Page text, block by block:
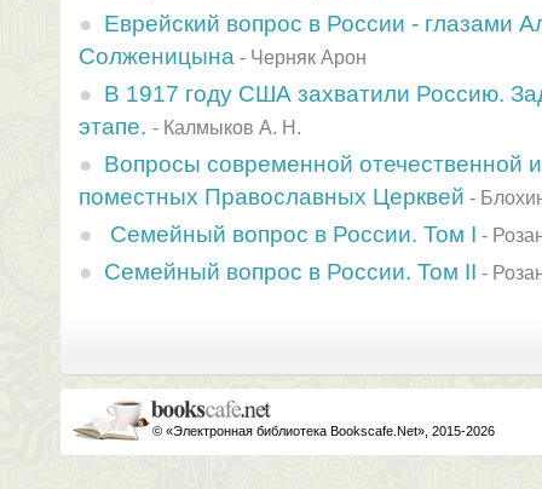
Еврейский вопрос в России - глазами
Солженицына - Черняк Арон
В 1917 году США захватили Россию.
этапе. - Калмыков А. Н.
Вопросы современной отечественной
поместных Православных Церквей -
Семейный вопрос в России. Том I -
Семейный вопрос в России. Том II -
© «Электронная библиотека Bookscafe.Net», 2015-2026